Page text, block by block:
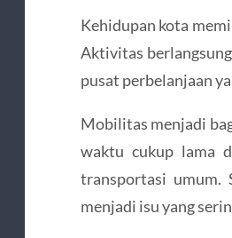
Kehidupan kota
Aktivitas
pusat perbelanjaan
Mobilitas menjadi
waktu cukup lama
transportasi umum.
menjadi isu yang